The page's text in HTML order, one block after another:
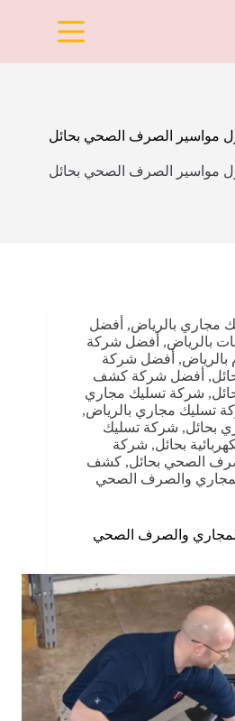
مواسير الصرف الصحي بحائل
مواسير الصرف الصحي بحائل
مجاري بالرياض, أفضل
بالرياض, أفضل شركة
بالرياض, أفضل شركة
, أفضل شركة كشف
, شركة تسليك مجاري
تسليك مجاري بالرياض,
بحائل, شركة تسليك
بحائل, شركة
الصحي بحائل, كشف
والصرف الصحي
والصرف الصحي